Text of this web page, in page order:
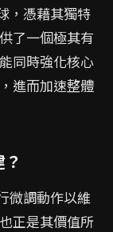
，憑藉其獨特
了一個極其有
同時強化核心
進而加速整體
微調動作以維
正是其價值所